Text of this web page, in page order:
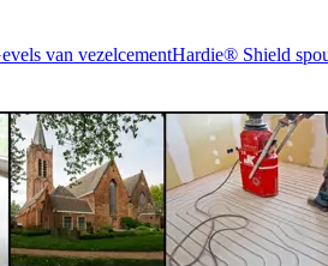
van vezelcementHardie® Shield